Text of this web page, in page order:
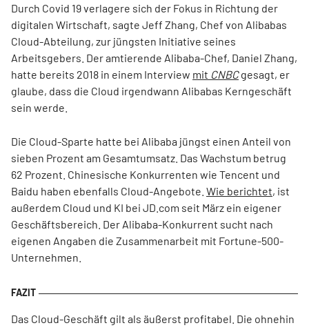
Durch Covid 19 verlagere sich der Fokus in Richtung der
digitalen Wirtschaft, sagte Jeff Zhang, Chef von Alibabas
Cloud-Abteilung, zur jüngsten Initiative seines
Arbeitsgebers. Der amtierende Alibaba-Chef, Daniel Zhang,
hatte bereits 2018 in einem Interview mit CNBCgesagt, er
glaube, dass die Cloud irgendwann Alibabas Kerngeschäft
sein werde.
Die Cloud-Sparte hatte bei Alibaba jüngst einen Anteil von
sieben Prozent am Gesamtumsatz. Das Wachstum betrug
62 Prozent. Chinesische Konkurrenten wie Tencent und
Baidu haben ebenfalls Cloud-Angebote. Wie berichtet, ist
außerdem Cloud und KI bei JD.com seit März ein eigener
Geschäftsbereich. Der Alibaba-Konkurrent sucht nach
eigenen Angaben die Zusammenarbeit mit Fortune-500-
Unternehmen.
Das Cloud-Geschäft gilt als äußerst profitabel. Die ohnehin